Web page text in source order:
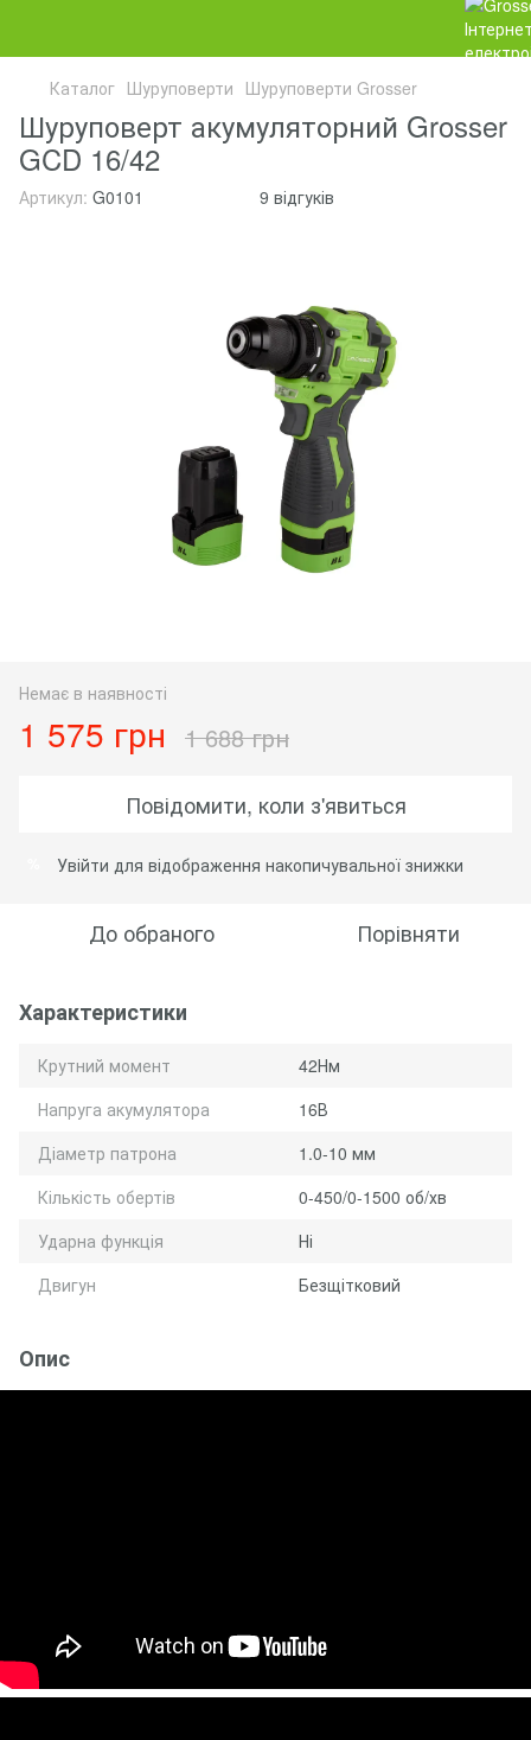
Каталог Шуруповерти Шуруповерти Grosser
Шуруповерт акумуляторний Grosser
GCD 16/42
Артикул: G0101 9 відгуків
Немає в наявності
1 575 грн 1 688 грн
Повідомити, коли з'явиться
Увійти для відображення накопичувальної знижки
До обраного Порівняти
Характеристики
Крутний момент
42Нм
Напруга акумулятора
16В
Діаметр патрона
1.0-10 мм
Кількість обертів
0-450/0-1500 об/хв
Ударна функція
Ні
Двигун
Безщітковий
Опис